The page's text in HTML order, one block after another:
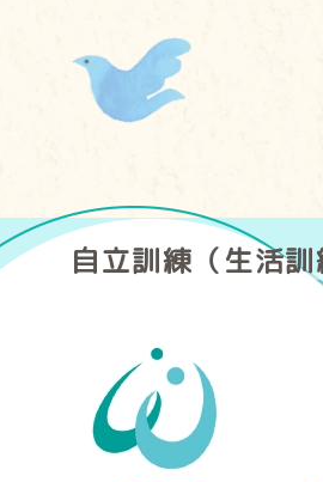
自立訓練 （生活
ークでは、社会参加に
ひとり一人と向き合い
ケーション・自己理解